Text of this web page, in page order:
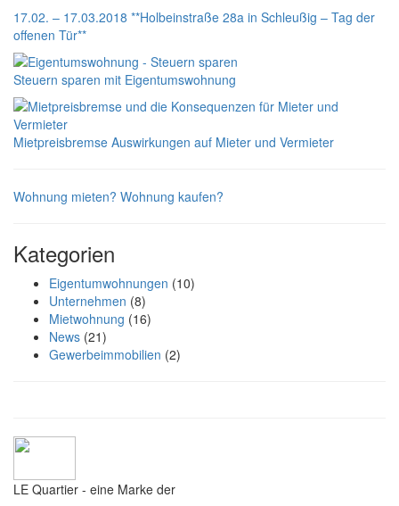
17.02. – 17.03.2018 **Holbeinstraße 28a in Schleußig – Tag der
offenen Tür**
Steuern sparen mit Eigentumswohnung
Mietpreisbremse Auswirkungen auf Mieter und Vermieter
Wohnung mieten? Wohnung kaufen?
Kategorien
Eigentumwohnungen (10)
Unternehmen (8)
Mietwohnung (16)
News (21)
Gewerbeimmobilien (2)
LE Quartier - eine Marke der